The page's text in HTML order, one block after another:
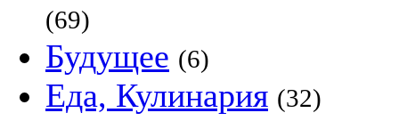
(69)
Будущее (6)
Еда, Кулинария (32)